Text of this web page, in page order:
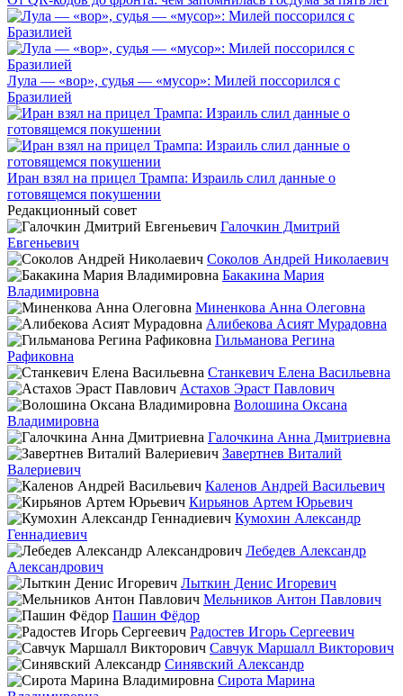
Лула — «вор», судья — «мусор»: Милей поссорился с
Бразилией
Иран взял на прицел Трампа: Израиль слил данные о
готовящемся покушении
Редакционный совет
Галочкин Дмитрий
Евгеньевич
Соколов Андрей Николаевич
Бакакина Мария
Владимировна
Миненкова Анна Олеговна
Алибекова Асият Мурадовна
Гильманова Регина
Рафиковна
Станкевич Елена Васильевна
Астахов Эраст Павлович
Волошина Оксана
Владимировна
Галочкина Анна Дмитриевна
Завертнев Виталий
Валериевич
Каленов Андрей Васильевич
Кирьянов Артем Юрьевич
Кумохин Александр
Геннадиевич
Лебедев Александр
Александрович
Лыткин Денис Игоревич
Мельников Антон Павлович
Пашин Фёдор
Радостев Игорь Сергеевич
Савчук Маршалл Викторович
Синявский Александр
Сирота Марина